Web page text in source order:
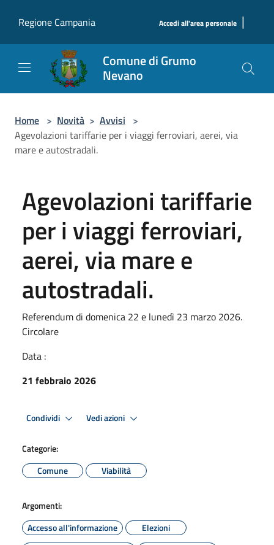
Regione Campania
Accedi all'area personale |
Comune di Grumo
Nevano
Home > Novità > Avvisi >
Agevolazioni tariffarie per i viaggi ferroviari, aerei, via
mare e autostradali.
Agevolazioni tariffarie
per i viaggi ferroviari,
aerei, via mare e
autostradali.
Referendum di domenica 22 e lunedì 23 marzo 2026.
Circolare
Data :
21 febbraio 2026
Condividi Vedi azioni
Categorie:
Comune
Viabilità
Argomenti:
Accesso all'informazione
Elezioni